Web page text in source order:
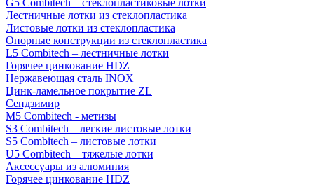
G5 Combitech – стеклопластиковые лотки
Лестничные лотки из стеклопластика
Листовые лотки из стеклопластика
Опорные конструкции из стеклопластика
L5 Combitech – лестничные лотки
Горячее цинкование HDZ
Нержавеющая сталь INOX
Цинк-ламельное покрытие ZL
Сендзимир
M5 Combitech - метизы
S3 Combitech – легкие листовые лотки
S5 Combitech – листовые лотки
U5 Combitech – тяжелые лотки
Аксессуары из алюминия
Горячее цинкование HDZ